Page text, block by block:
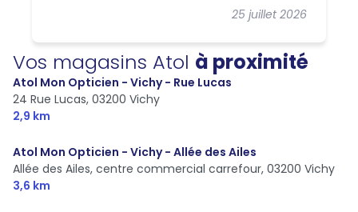
25 juillet 2026
Vos magasins Atol à proximité
Atol Mon Opticien - Vichy - Rue Lucas
24 Rue Lucas, 03200 Vichy
2,9 km
Atol Mon Opticien - Vichy - Allée des Ailes
Allée des Ailes, centre commercial carrefour, 03200 Vichy
3,6 km